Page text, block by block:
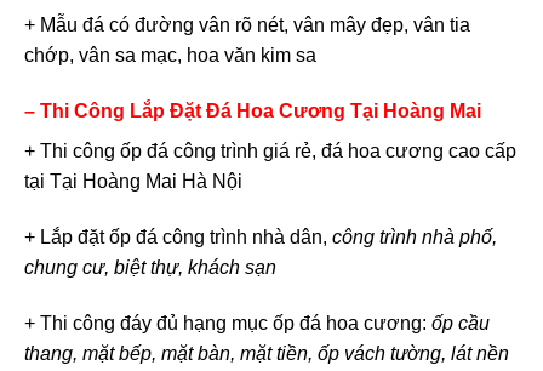
+ Mẫu đá có đường vân rõ nét, vân mây đẹp, vân tia
chớp, vân sa mạc, hoa văn kim sa
– Thi Công Lắp Đặt Đá Hoa Cương Tại Hoàng Mai
+ Thi công ốp đá công trình giá rẻ, đá hoa cương cao cấp
tại Tại Hoàng Mai Hà Nội
+ Lắp đặt ốp đá công trình nhà dân, công trình nhà phố,
chung cư, biệt thự, khách sạn
+ Thi công đáy đủ hạng mục ốp đá hoa cương: ốp cầu
thang, mặt bếp, mặt bàn, mặt tiền, ốp vách tường, lát nền